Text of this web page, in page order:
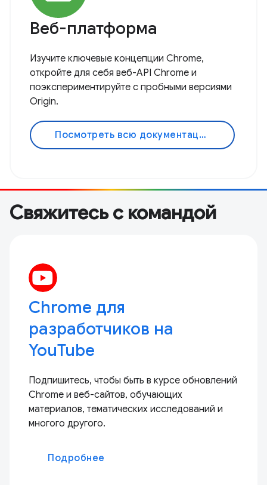
Веб-платформа
Изучите ключевые концепции Chrome,
откройте для себя веб-API Chrome и
поэкспериментируйте с пробными версиями
Origin.
Посмотреть всю документацию
Свяжитесь с командой
Chrome для
разработчиков на
YouTube
Подпишитесь, чтобы быть в курсе обновлений
Chrome и веб-сайтов, обучающих
материалов, тематических исследований и
многого другого.
Подробнее